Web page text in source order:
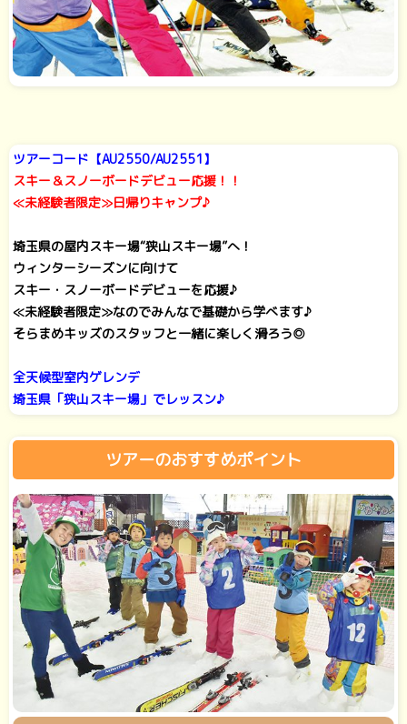
ツアーコード【AU2550/AU2551】
スキー＆スノーボードデビュー応援！！
≪未経験者限定≫日帰りキャンプ♪
埼玉県の屋内スキー場“狭山スキー場”へ！
ウィンターシーズンに向けて
スキー・スノーボードデビューを応援♪
≪未経験者限定≫なのでみんなで基礎から学べます♪
そらまめキッズのスタッフと一緒に楽しく滑ろう◎
全天候型室内ゲレンデ
埼玉県「狭山スキー場」でレッスン♪
ツアーのおすすめポイント